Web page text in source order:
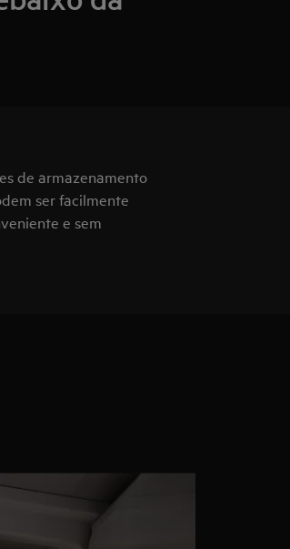
de armazenamento
ser facilmente
e sem